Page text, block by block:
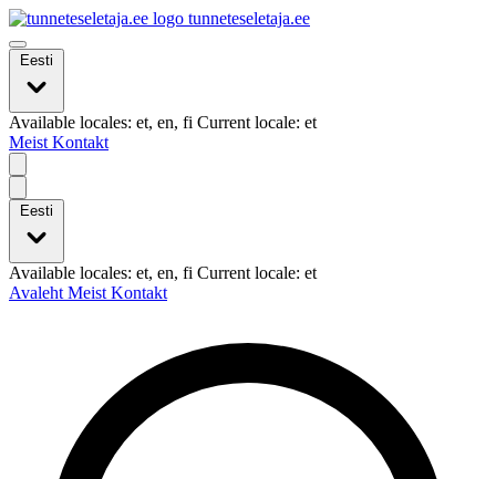
tunneteseletaja.ee
Eesti
Available locales: et, en, fi Current locale: et
Meist Kontakt
Eesti
Available locales: et, en, fi Current locale: et
Avaleht Meist Kontakt